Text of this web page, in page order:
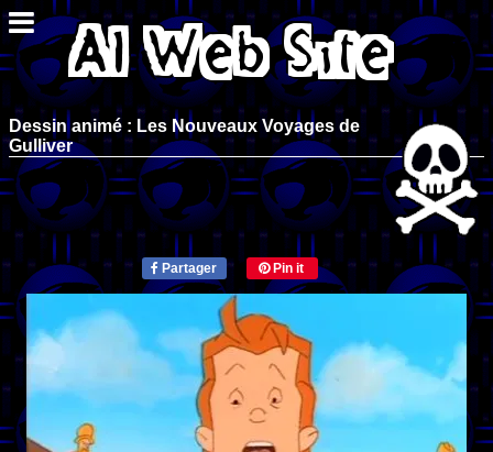
Dessin animé : Les Nouveaux Voyages de
Gulliver
Partager Pin it